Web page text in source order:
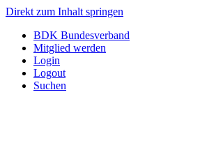
Direkt zum Inhalt springen
BDK Bundesverband
Mitglied werden
Login
Logout
Suchen